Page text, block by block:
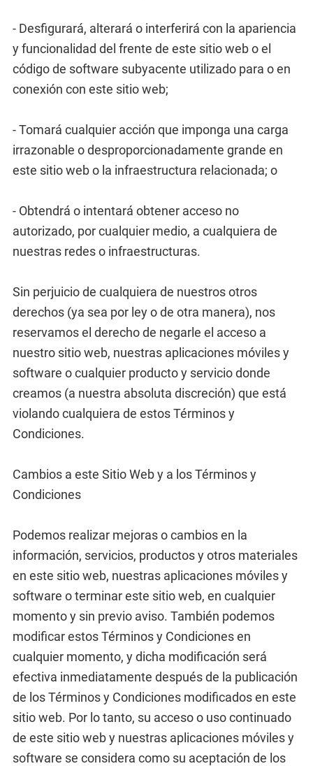
- Desfigurará, alterará o interferirá con la apariencia
y funcionalidad del frente de este sitio web o el
código de software subyacente utilizado para o en
conexión con este sitio web;
- Tomará cualquier acción que imponga una carga
irrazonable o desproporcionadamente grande en
este sitio web o la infraestructura relacionada; o
- Obtendrá o intentará obtener acceso no
autorizado, por cualquier medio, a cualquiera de
nuestras redes o infraestructuras.
Sin perjuicio de cualquiera de nuestros otros
derechos (ya sea por ley o de otra manera), nos
reservamos el derecho de negarle el acceso a
nuestro sitio web, nuestras aplicaciones móviles y
software o cualquier producto y servicio donde
creamos (a nuestra absoluta discreción) que está
violando cualquiera de estos Términos y
Condiciones.
Cambios a este Sitio Web y a los Términos y
Condiciones
Podemos realizar mejoras o cambios en la
información, servicios, productos y otros materiales
en este sitio web, nuestras aplicaciones móviles y
software o terminar este sitio web, en cualquier
momento y sin previo aviso. También podemos
modificar estos Términos y Condiciones en
cualquier momento, y dicha modificación será
efectiva inmediatamente después de la publicación
de los Términos y Condiciones modificados en este
sitio web. Por lo tanto, su acceso o uso continuado
de este sitio web y nuestras aplicaciones móviles y
software se considera como su aceptación de los